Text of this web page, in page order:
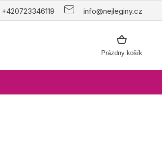
+420723346119 info@nejleginy.cz
NÁKUPNÝ
KOŠÍK
Prázdny košík